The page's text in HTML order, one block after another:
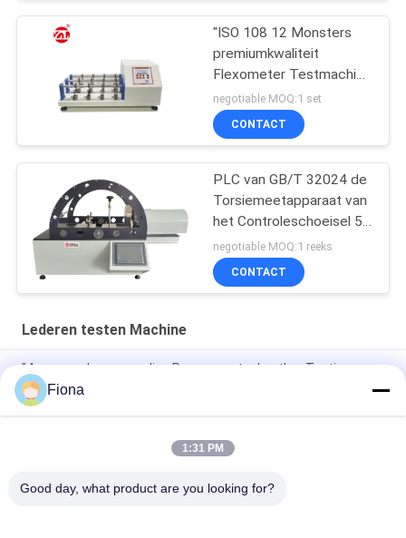
"ISO 108 12 Monsters
premiumkwaliteit
Flexometer Testmachine
voor Stof / Leer""
negotiable MOQ:1 set
CONTACT
PLC van GB/T 32024 de
Torsiemeetapparaat van
het Controleschoeisel 50
NM Capaciteits
negotiable MOQ:1 reeks
CONTACT
Lederen testen Machine
"4 groepen hoogwaardige Permeameter Leather Testing
Machine voor Raw Material Uppers, 6 Digit Display LCD"
"LCD-testmachine voor flexiometerleer van topkwaliteit"
"SATRA TM171 topkwaliteit Flexing Leather Dynamic
Fiona
1:31 PM
Good day, what product are you looking for?